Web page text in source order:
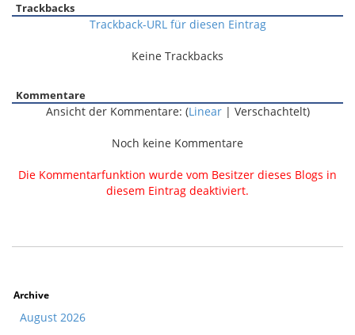
Trackbacks
Trackback-URL für diesen Eintrag
Keine Trackbacks
Kommentare
Ansicht der Kommentare: (Linear| Verschachtelt)
Noch keine Kommentare
Die Kommentarfunktion wurde vom Besitzer dieses Blogs in
diesem Eintrag deaktiviert.
Archive
August 2026